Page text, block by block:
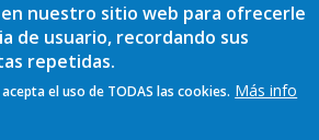
42,bajo
Asturias
nuestro sitio web para ofrecerle
de usuario, recordando sus
repetidas.
el uso de TODAS las cookies. Más info